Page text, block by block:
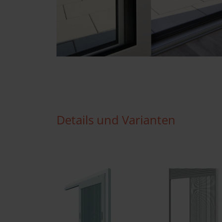
Details und Varianten